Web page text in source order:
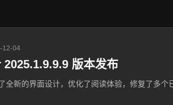
12-04
版本发布
全新的界面设计，优化了阅读体验，修复了多